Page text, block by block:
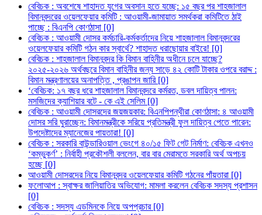
বেবিচক : অবশেষে শাহাদত যুগের অবসান হতে যচ্ছে: ১৫ বছর পর শাহজালাল
বিমানবন্দরের ওয়েলফেয়ার কমিটি : আওয়ামী-জামায়াত সমর্থকরা কমিটিতে ঠাই
পাচ্ছে : বিএনপি কোণঠাসা [0]
বেবিচক : আওয়ামী দোসর কর্মচারি-কর্মকর্তাদের নিয়ে শাহজালাল বিমানবন্দরের
ওয়েলফেয়ার কমিটি গঠন কার স্বার্থে? শাহাদত ধরাছোয়ার বাইরে! [0]
বেবিচক : শাহজালাল বিমানবন্দর কি বিমান বাহিনীর অধীনে চলে যাচ্ছে?
২০২৫-২০২৬ অর্থবছরে বিমান বাহিনীর জন্য সাড়ে ৪২ কোটি টাকার ওপরে বরাদ্দ :
বিমান মন্ত্রণালয়ের অনাপত্তি , প্রঙাপন জারি [0]
‘বেবিচক: ১৭ বছর ধরে শাহজালাল বিমানবন্দরে কর্মরত, ডবল দায়িত্ব পালন:
মসজিদের ক্যাশিয়ার বটে - কে এই সেলিম [0]
বেবিচক : আওয়ামী দোসরদের জয়জয়কার: বিএনপিপন্থীরা কোণঠাসা: ৪ আওয়ামী
দোসর সরি ঘুরাচ্ছেন: বিমানমন্ত্রীকে সরিয়ে প্রতিমন্ত্রী ফুল দায়িত্ব পেতে পারেন:
উপদেষ্টাদের ম্যানেজের পায়তারা! [0]
বেবিচক : সরকারি বাউন্ডারিওয়াল ভেংগে ৪০/১৫ ফিট গেট নির্মাণ: বেবিচক এখনও
‘কম্ভুকর্ণ’ : নির্বাহী প্রকৌশলী বললেন, বার বার মেরামতে সরকারি অর্থ অপচয়
হচ্ছে [0]
আওয়ামী দোসরদের নিয়ে বিমানবন্দর ওয়েলফেয়ার কমিটি গঠনের পাঁয়তারা [0]
ফলোআপ : স্বাক্ষর জালিয়াতির অভিযোগ: মামলা করলেন বেবিচক সদস্য প্রশাসন
[0]
বেবিচক : সদস্য এডমিনকে নিয়ে অপপ্রচার [0]